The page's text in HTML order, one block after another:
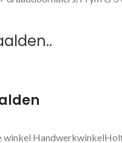
winkel